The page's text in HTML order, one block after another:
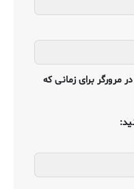
مرورگر برای زمانی که